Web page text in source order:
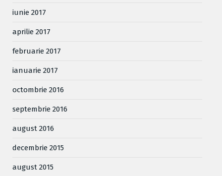
iunie 2017
aprilie 2017
februarie 2017
ianuarie 2017
octombrie 2016
septembrie 2016
august 2016
decembrie 2015
august 2015